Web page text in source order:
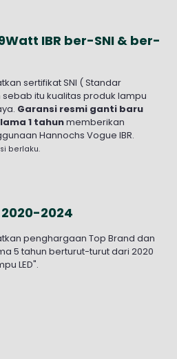
IBR ber-SNI & ber-
sertifikat SNI ( Standar
itu kualitas produk lampu
Garansi resmi ganti baru
1 tahunmemberikan
Hannochs Vogue IBR.
berlaku.
2024
penghargaan Top Brand dan
5 tahun berturut-turut dari 2020
LED".